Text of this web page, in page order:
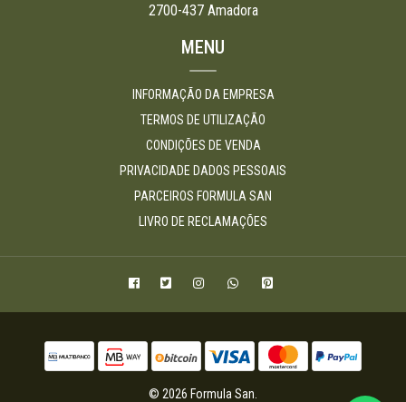
2700-437 Amadora
MENU
INFORMAÇÃO DA EMPRESA
TERMOS DE UTILIZAÇÃO
CONDIÇÕES DE VENDA
PRIVACIDADE DADOS PESSOAIS
PARCEIROS FORMULA SAN
LIVRO DE RECLAMAÇÕES
© 2026 Formula San.